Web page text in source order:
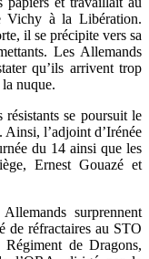
Vichy à la Libération.
il se précipite vers sa
Les Allemands
qu’ils arrivent trop
nuque.
résistants se poursuit le
Ainsi, l’adjoint d’Irénée
du 14 ainsi que les
Ernest Gouazé et
surprennent
de réfractaires au STO
de Dragons,